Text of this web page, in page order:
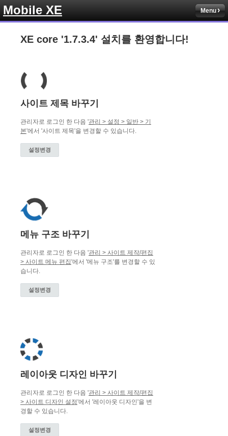
Mobile XE Menu
XE core '1.7.3.4' 설치를 환영합니다!
사이트 제목 바꾸기
관리자로 로그인 한 다음 '관리 > 설정 > 일반 > 기
본'에서 '사이트 제목'을 변경할 수 있습니다.
설정변경
메뉴 구조 바꾸기
관리자로 로그인 한 다음 '관리 > 사이트 제작/편집
> 사이트 메뉴 편집'에서 '메뉴 구조'를 변경할 수 있
습니다.
설정변경
레이아웃 디자인 바꾸기
관리자로 로그인 한 다음 '관리 > 사이트 제작/편집
> 사이트 디자인 설정'에서 '레이아웃 디자인'을 변
경할 수 있습니다.
설정변경